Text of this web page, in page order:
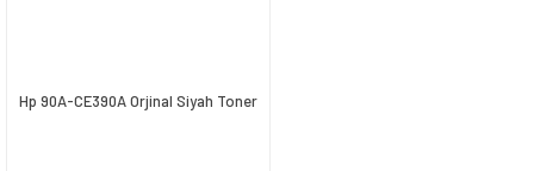
Hp 90A-CE390A Orjinal Siyah Toner